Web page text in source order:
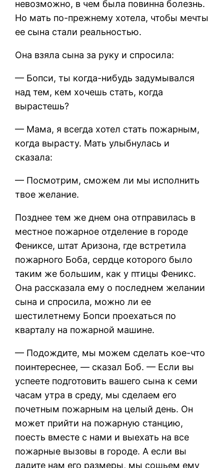
невозможно, в чем была повинна болезнь.
Но мать по-прежнему хотела, чтобы мечты
ее сына стали реальностью.
Она взяла сына за руку и спросила:
— Бопси, ты когда-нибудь задумывался
над тем, кем хочешь стать, когда
вырастешь?
— Мама, я всегда хотел стать пожарным,
когда вырасту. Мать улыбнулась и
сказала:
— Посмотрим, сможем ли мы исполнить
твое желание.
Позднее тем же днем она отправилась в
местное пожарное отделение в городе
Фениксе, штат Аризона, где встретила
пожарного Боба, сердце которого было
таким же большим, как у птицы Феникс.
Она рассказала ему о последнем желании
сына и спросила, можно ли ее
шестилетнему Бопси проехаться по
кварталу на пожарной машине.
— Подождите, мы можем сделать кое-что
поинтереснее, — сказал Боб. — Если вы
успеете подготовить вашего сына к семи
часам утра в среду, мы сделаем его
почетным пожарным на целый день. Он
может прийти на пожарную станцию,
поесть вместе с нами и выехать на все
пожарные вызовы в городе. А если вы
дадите нам его размеры, мы сошьем ему